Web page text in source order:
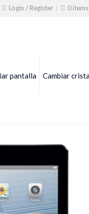
Login / Register 0
pantalla Cambiar